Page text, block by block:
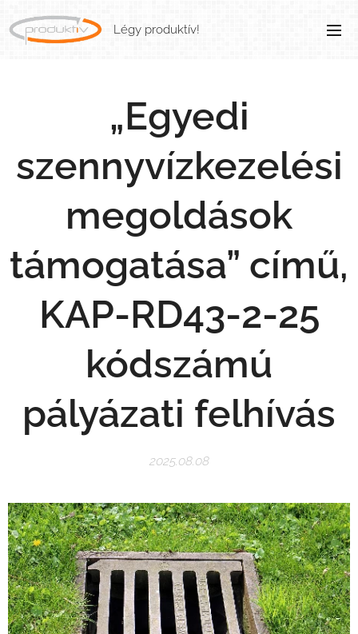
Légy produktív!
„Egyedi
szennyvízkezelési
megoldások
támogatása” című,
KAP-RD43-2-25
kódszámú
pályázati felhívás
2025.08.08